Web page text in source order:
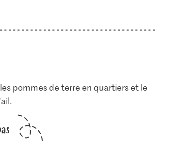
pommes de terre en quartiers et le